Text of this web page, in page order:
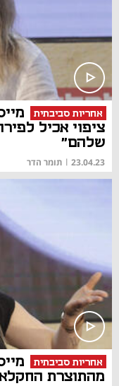
אחריות סביבתית
ציפוי אכיל
שלהם"
23.04.23
| תומר הדר
אחריות סביבתית
מהתוצרת